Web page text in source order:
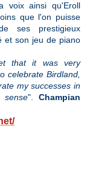
voix ainsi qu'Eroll
que l'on puisse
ses prestigieux
et son jeu de piano
that it was very
celebrate Birdland,
my successes in
sense". Champian